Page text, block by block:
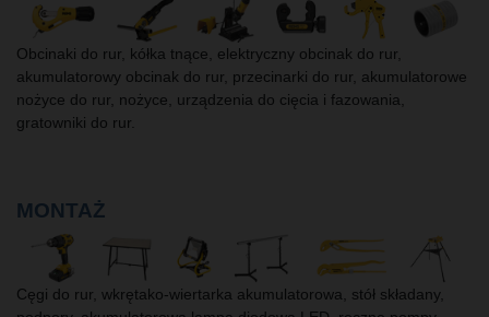
Obcinaki do rur, kółka tnące, elektryczny obcinak do rur,
akumulatorowy obcinak do rur, przecinarki do rur, akumulatorowe
nożyce do rur, nożyce, urządzenia do cięcia i fazowania,
gratowniki do rur.
MONTAŻ
Cęgi do rur, wkrętako-wiertarka akumulatorowa, stół składany,